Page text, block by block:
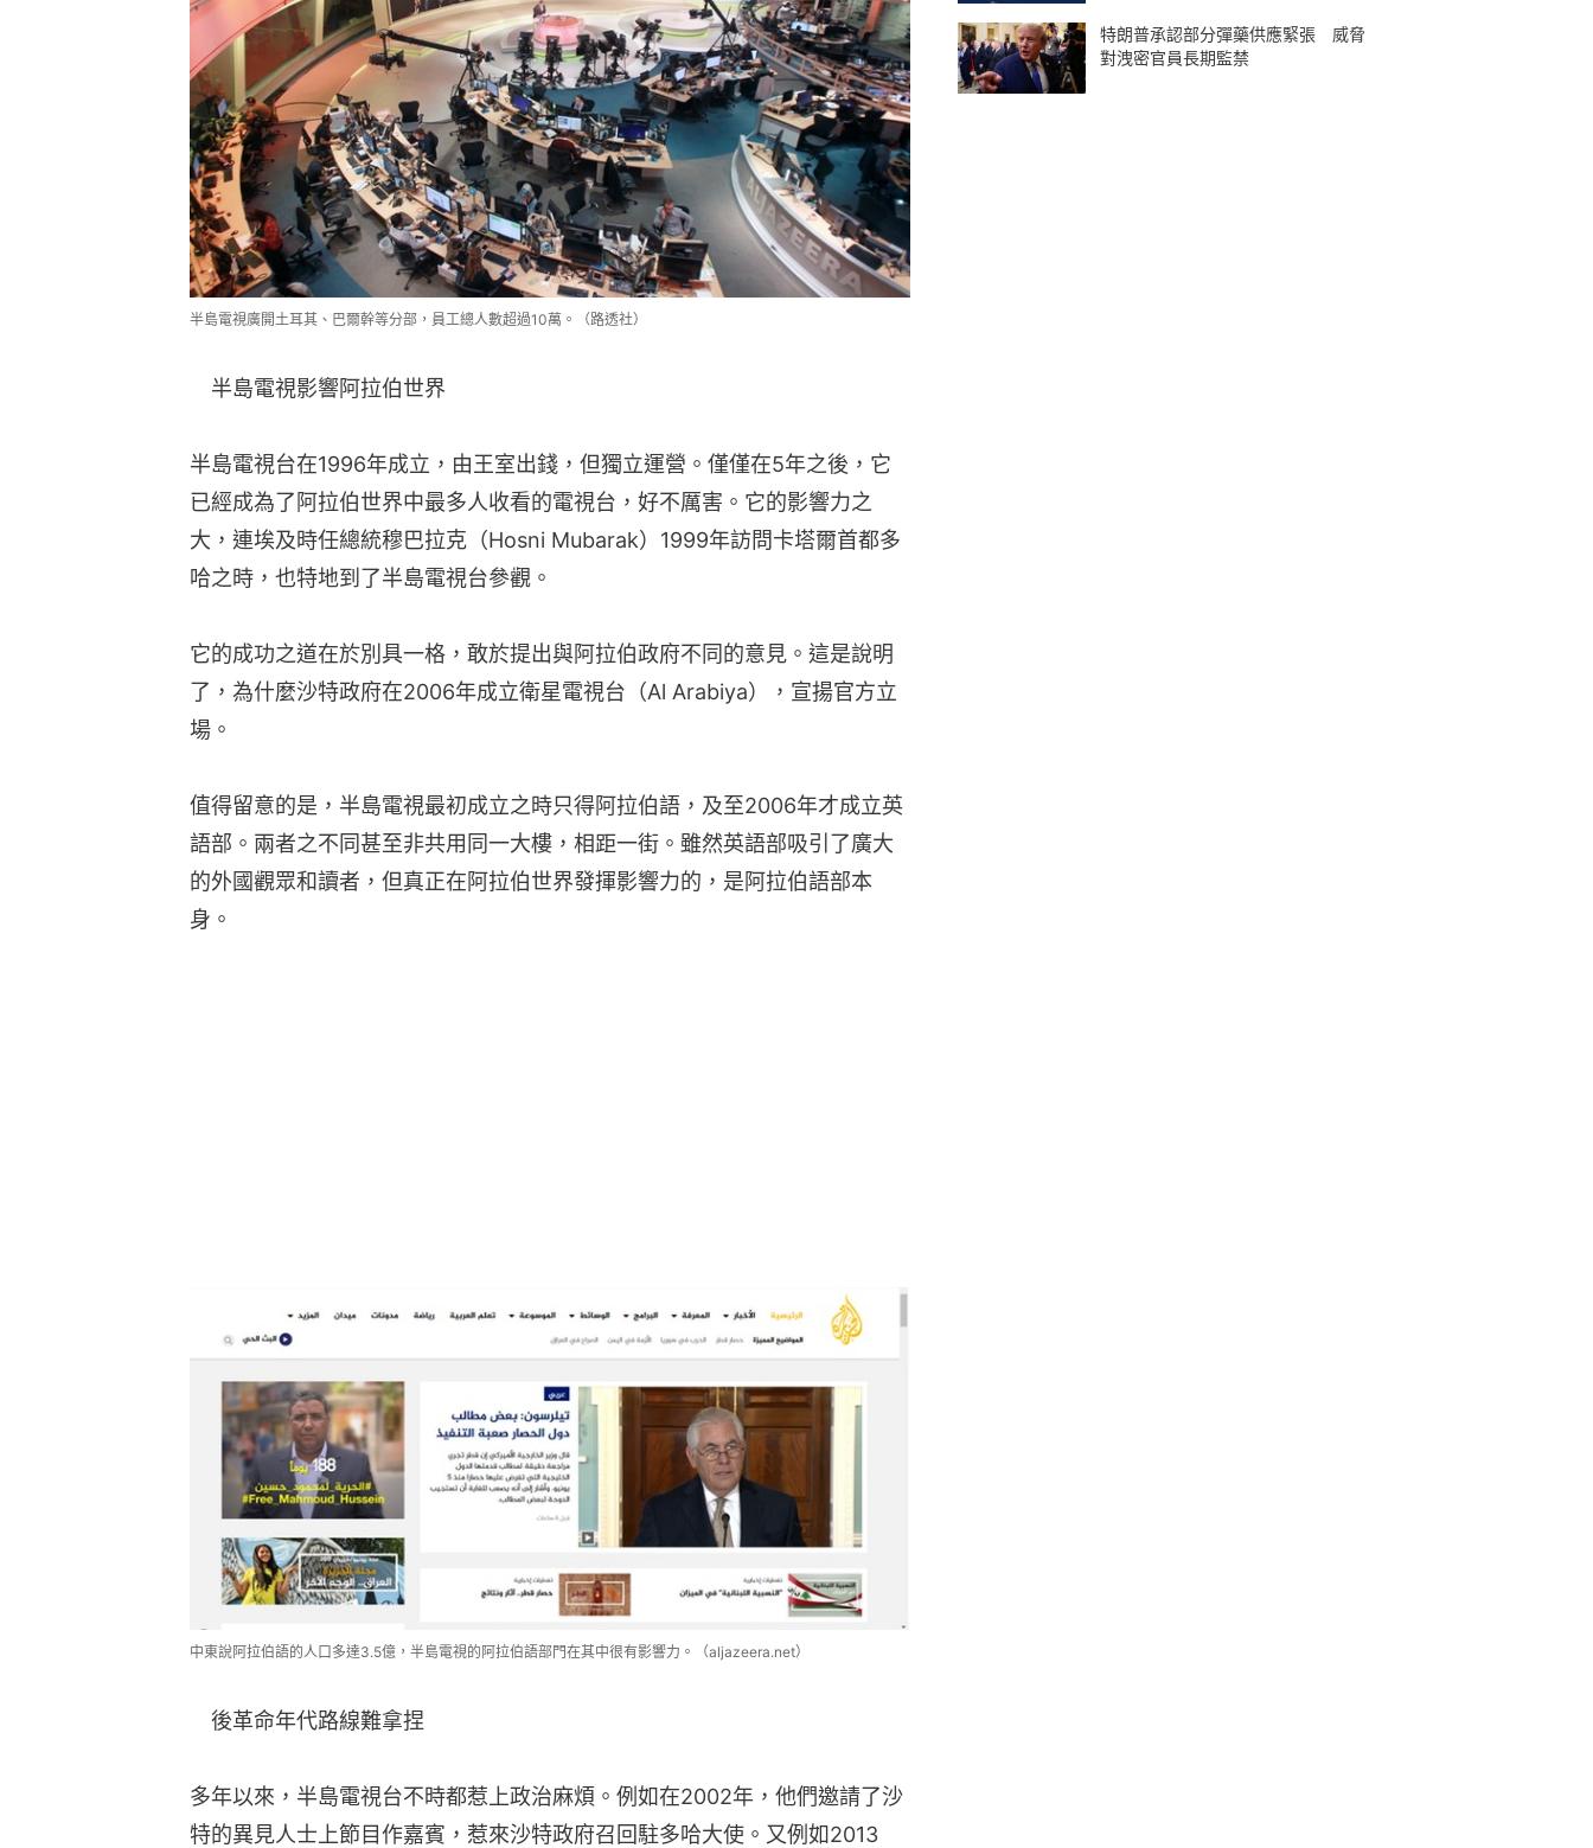
半島電視廣開土耳其、巴爾幹等分部，員工總人數超過10萬。（路透社）
半島電視影響阿拉伯世界
半島電視台在1996年成立，由王室出錢，但獨立運營。僅僅在5年之後，它
已經成為了阿拉伯世界中最多人收看的電視台，好不厲害。它的影響力之
大，連埃及時任總統穆巴拉克（Hosni Mubarak）1999年訪問卡塔爾首都多
哈之時，也特地到了半島電視台參觀。
它的成功之道在於別具一格，敢於提出與阿拉伯政府不同的意見。這是說明
了，為什麼沙特政府在2006年成立衛星電視台（Al Arabiya），宣揚官方立
場。
值得留意的是，半島電視最初成立之時只得阿拉伯語，及至2006年才成立英
語部。兩者之不同甚至非共用同一大樓，相距一街。雖然英語部吸引了廣大
的外國觀眾和讀者，但真正在阿拉伯世界發揮影響力的，是阿拉伯語部本
身。
中東說阿拉伯語的人口多達3.5億，半島電視的阿拉伯語部門在其中很有影響力。（aljazeera.net）
後革命年代路線難拿捏
多年以來，半島電視台不時都惹上政治麻煩。例如在2002年，他們邀請了沙
特的異見人士上節目作嘉賓，惹來沙特政府召回駐多哈大使。又例如2013
特朗普承認部分彈藥供應緊張 威脅
對洩密官員長期監禁